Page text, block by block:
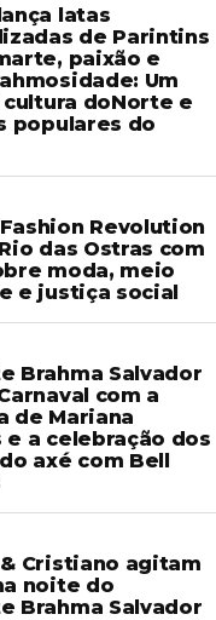
latas
de Parintins
paixão e
Um
doNorte e
populares do
Revolution
das Ostras com
moda, meio
e justiça social
Brahma Salvador
com a
de Mariana
e a celebração dos
axé com Bell
Cristiano agitam
noite do
Brahma Salvador